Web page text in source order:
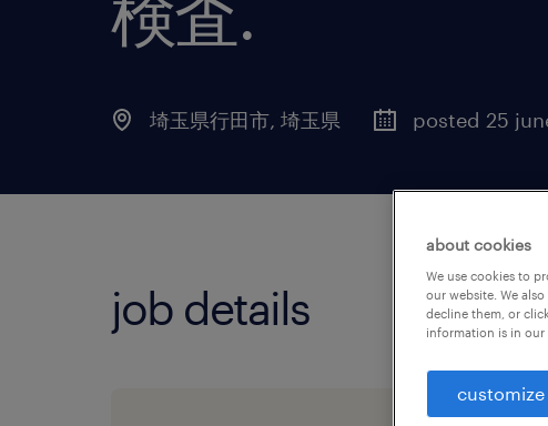
埼玉県行田市, 埼玉県 posted 25
job details
about cookies
We use cookies to
our website. We
decline them, or
information is in our
customize